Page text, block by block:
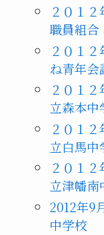
２０１
職員組合
２０１
ね青年会
２０１
立森本中
２０１
立白馬中
２０１
立津幡南
2012年9
中学校